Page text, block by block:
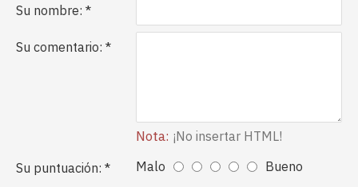
Su nombre:
Su comentario:
Nota: ¡No insertar HTML!
Su puntuación:
Malo Bueno